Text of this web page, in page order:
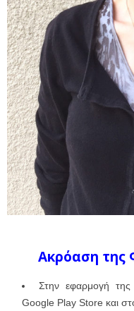
Ακρόαση
Στην εφαρμογή
Google Play Store και